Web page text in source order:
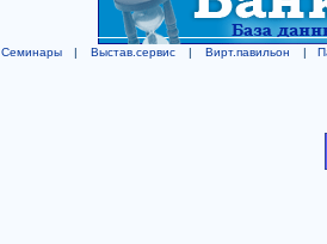
Семинары | Выстав.сервис | Вирт.павильон |